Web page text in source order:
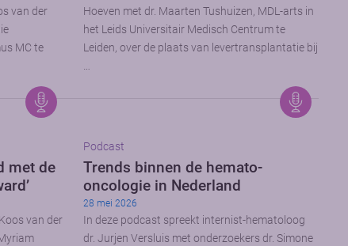
van der
MC te
Hoeven met dr. Maarten Tushuizen, MDL-arts in
het Leids Universitair Medisch Centrum te
Leiden, over de plaats van levertransplantatie bij
…
met de
van der
Podcast
Trends binnen de hemato-
oncologie in Nederland
28 mei 2026
In deze podcast spreekt internist-hematoloog
dr. Jurjen Versluis met onderzoekers dr. Simone